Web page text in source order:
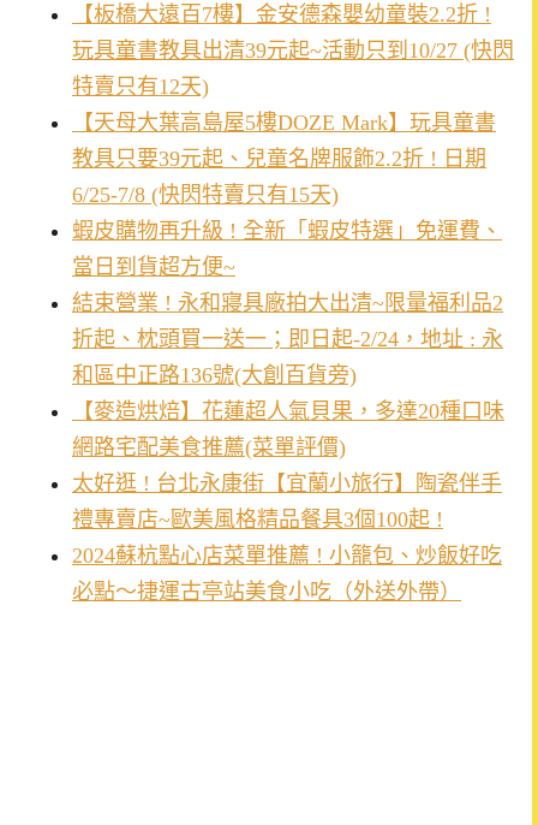
【板橋大遠百7樓】金安德森嬰幼童裝2.2折 !
玩具童書教具出清39元起~活動只到10/27 (快閃
特賣只有12天)
【天母大葉高島屋5樓DOZE Mark】玩具童書
教具只要39元起、兒童名牌服飾2.2折 ! 日期
6/25-7/8 (快閃特賣只有15天)
蝦皮購物再升級 ! 全新「蝦皮特選」免運費、
當日到貨超方便~
結束營業 ! 永和寢具廠拍大出清~限量福利品2
折起、枕頭買一送一；即日起-2/24，地址 : 永
和區中正路136號(大創百貨旁)
【麥造烘焙】花蓮超人氣貝果，多達20種口味
網路宅配美食推薦(菜單評價)
太好逛 ! 台北永康街【宜蘭小旅行】陶瓷伴手
禮專賣店~歐美風格精品餐具3個100起 !
2024蘇杭點心店菜單推薦 ! 小籠包、炒飯好吃
必點～捷運古亭站美食小吃（外送外帶）